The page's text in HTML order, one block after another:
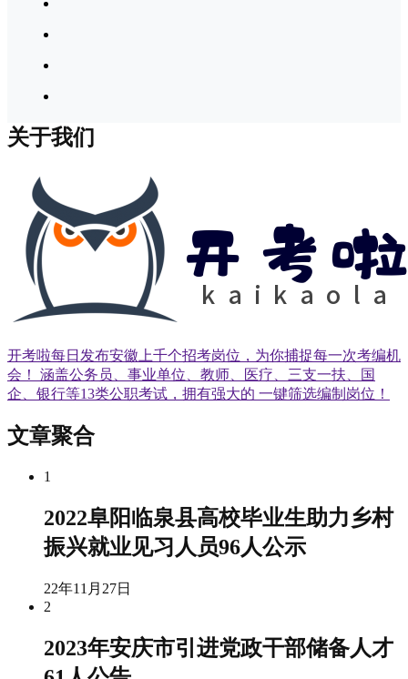
关于我们
开考啦每日发布安徽上千个招考岗位，为你捕捉每一次考编机
会！ 涵盖公务员、事业单位、教师、医疗、三支一扶、国
企、银行等13类公职考试，拥有强大的 一键筛选编制岗位！
文章聚合
1
2022阜阳临泉县高校毕业生助力乡村
振兴就业见习人员96人公示
22年11月27日
2
2023年安庆市引进党政干部储备人才